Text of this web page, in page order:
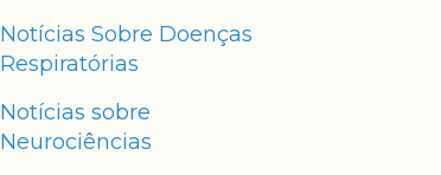
Notícias Sobre Doenças
Respiratórias
Notícias sobre
Neurociências